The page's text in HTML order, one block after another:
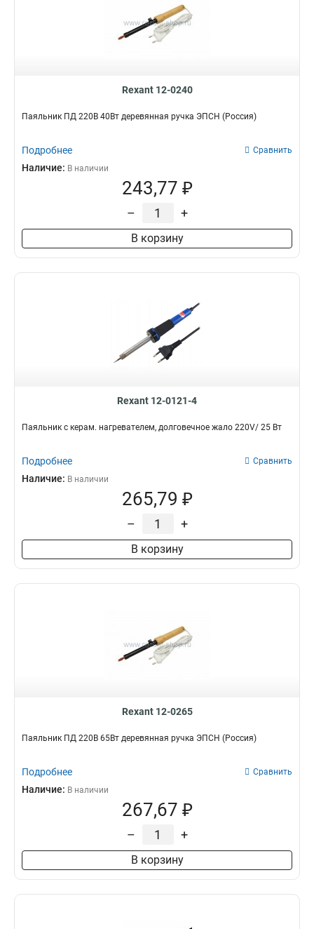
Rexant 12-0240
Паяльник ПД 220В 40Вт деревянная ручка ЭПСН (Россия)
Подробнее Сравнить
Наличие: В наличии
243,77 ₽
– +
В корзину
Rexant 12-0121-4
Паяльник с керам. нагревателем, долговечное жало 220V/ 25 Вт
Подробнее Сравнить
Наличие: В наличии
265,79 ₽
– +
В корзину
Rexant 12-0265
Паяльник ПД 220В 65Вт деревянная ручка ЭПСН (Россия)
Подробнее Сравнить
Наличие: В наличии
267,67 ₽
– +
В корзину